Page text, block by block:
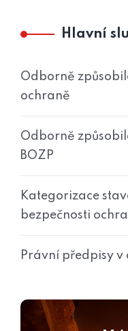
Hlavní
Odborně
ochraně
Odborně
BOZP
Kategorizace
bezpečnosti
Právní předpisy v